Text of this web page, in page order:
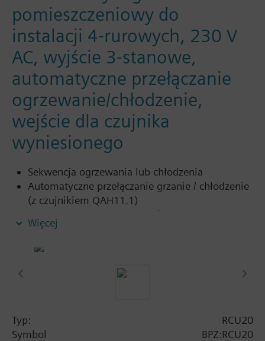
pomieszczeniowy do
instalacji 4-rurowych, 230 V
AC, wyjście 3-stanowe,
automatyczne przełączanie
ogrzewanie/chłodzenie,
wejście dla czujnika
wyniesionego
Sekwencja ogrzewania lub chłodzenia
Automatyczne przełączanie grzanie / chłodzenie
(z czujnikiem QAH11.1)
Stały zakres proporcjonalności (4 K ogrzewanie,
2 K chłodzenie)
Więcej
Typ:
RCU20
Symbol
BPZ:RCU20